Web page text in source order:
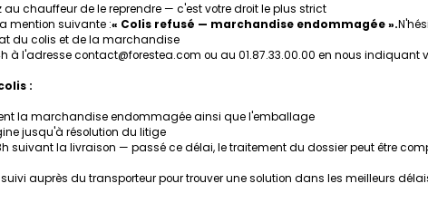
au chauffeur de le reprendre — c'est votre droit le plus strict
mention suivante :« Colis refusé — marchandise endommagée ».
du colis et de la marchandise
à l'adressecontact@forestea.com ou au 01.87.33.00.00 en nous
:
la marchandise endommagée ainsi que l'emballage
jusqu'à résolution du litige
suivant la livraison — passé ce délai, le traitement du dossier peut être
auprès du transporteur pour trouver une solution dans les meilleurs